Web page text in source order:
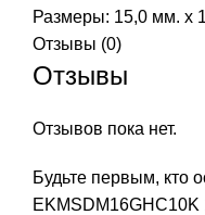
Размеры: 15,0 мм. x
Отзывы (0)
Отзывы
Отзывов пока нет.
Будьте первым, кто
EKMSDM16GHC10K